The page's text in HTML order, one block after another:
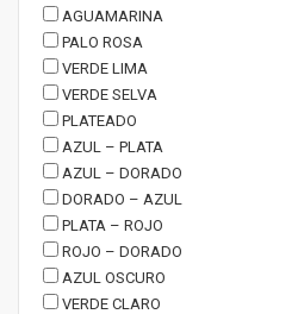
AGUAMARINA
PALO ROSA
VERDE LIMA
VERDE SELVA
PLATEADO
AZUL – PLATA
AZUL – DORADO
DORADO – AZUL
PLATA – ROJO
ROJO – DORADO
AZUL OSCURO
VERDE CLARO